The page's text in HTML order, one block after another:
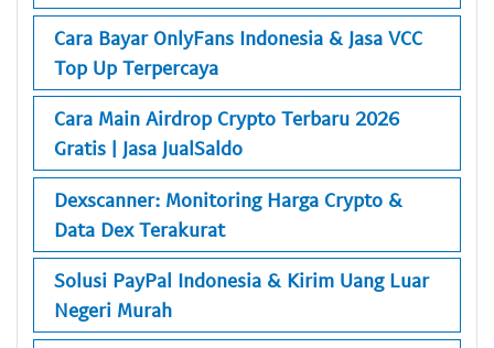
Cara Bayar OnlyFans Indonesia & Jasa VCC
Top Up Terpercaya
Cara Main Airdrop Crypto Terbaru 2026
Gratis | Jasa JualSaldo
Dexscanner: Monitoring Harga Crypto &
Data Dex Terakurat
Solusi PayPal Indonesia & Kirim Uang Luar
Negeri Murah